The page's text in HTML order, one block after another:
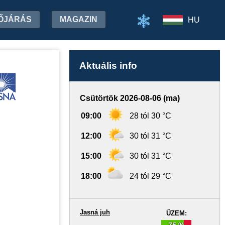
MAGAZIN HU
Aktuális info
Csütörtök 2026-08-06 (ma)
09:00 28 tól 30 °C
12:00 30 tól 31 °C
15:00 30 tól 31 °C
18:00 24 tól 29 °C
ŰZEM:
Jasná juh